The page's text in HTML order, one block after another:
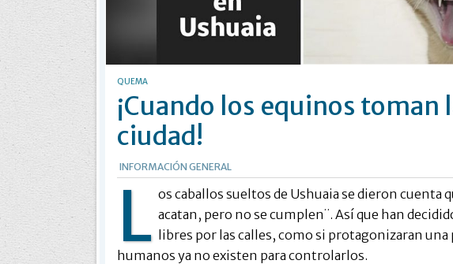
QUEMA
¡Cuando los equinos toman
ciudad!
INFORMACIÓN GENERAL
L os caballos sueltos de Ushuaia se dieron cuenta
acatan, pero no se cumplen¨. Así que han
libres por las calles, como si protagonizaran
humanos ya no existen para controlarlos.